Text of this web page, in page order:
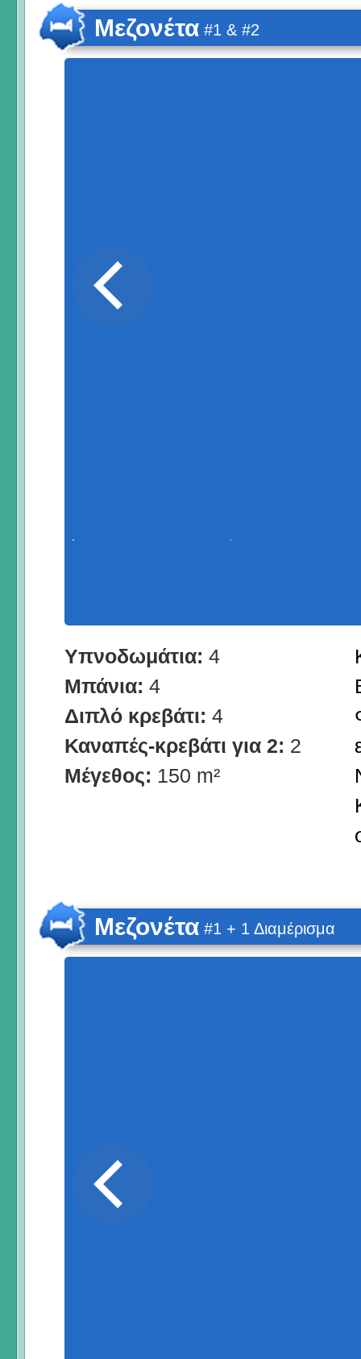
Μεζονέτα #1 & #2
Υπνοδωμάτια: 4
Μπάνια: 4
Διπλό κρεβάτι: 4
Καναπές-κρεβάτι για 2: 2
Μέγεθος: 150 m²
Μεζονέτα #1 + 1 Διαμέρισμα